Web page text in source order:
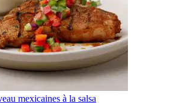
mexicaines à la salsa